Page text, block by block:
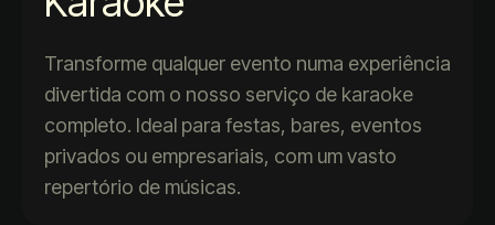
Transforme qualquer evento numa experiência
divertida com o nosso serviço de karaoke
completo. Ideal para festas, bares, eventos
privados ou empresariais, com um vasto
repertório de músicas.